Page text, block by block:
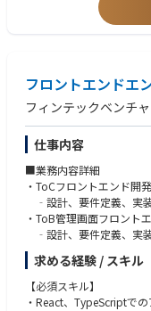
フロントエンドエ
フィンテックベンチ
仕事内容
■業務内容詳細
・ToCフロントエンド開
‐設計、要件定義、実
・ToB管理画面フロント
‐設計、要件定義、実
・その他
‐採用、チーム運営
求める経験 / スキル
【必須スキル】
・React、TypeScriptで